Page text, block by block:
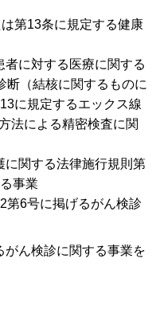
第13条に規定する健康
者に対する医療に関する
断（結核に関するものに
に規定するエックス線
法による精密検査に関
に関する法律施行規則第
事業
第6号に掲げるがん検診
がん検診に関する事業を